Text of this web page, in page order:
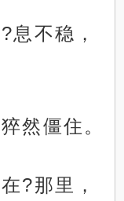
息不稳，
然僵住。
?那里，